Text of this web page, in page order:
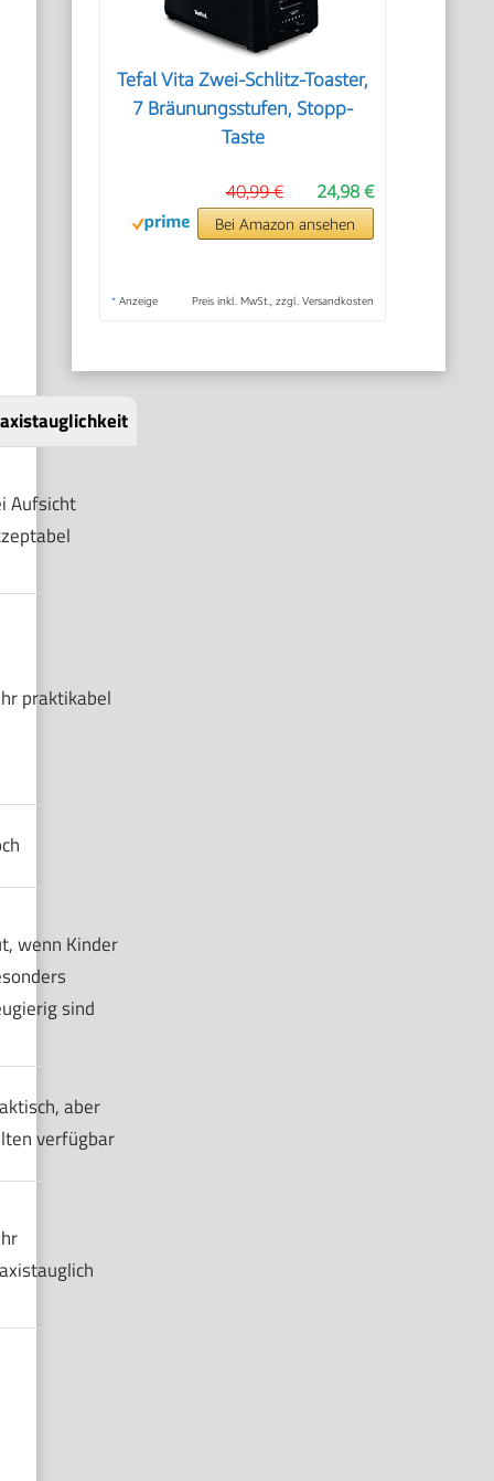
Aufsicht
praktikabel
wenn Kinder
sind
aber
verfügbar
Tefal Vita Zwei-Schlitz-Toaster,
7 Bräunungsstufen, Stopp-
Taste
24,98 €
40,99 €
Bei Amazon ansehen
* Anzeige Preis inkl. MwSt., zzgl. Versandkosten